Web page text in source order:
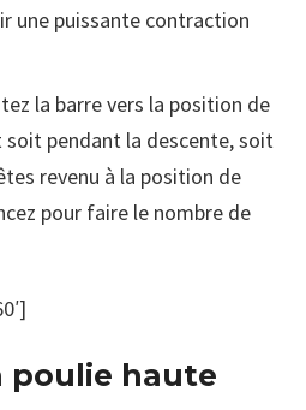
une puissante contraction
la barre vers la position de
soit pendant la descente, soit
revenu à la position de
pour faire le nombre de
poulie haute